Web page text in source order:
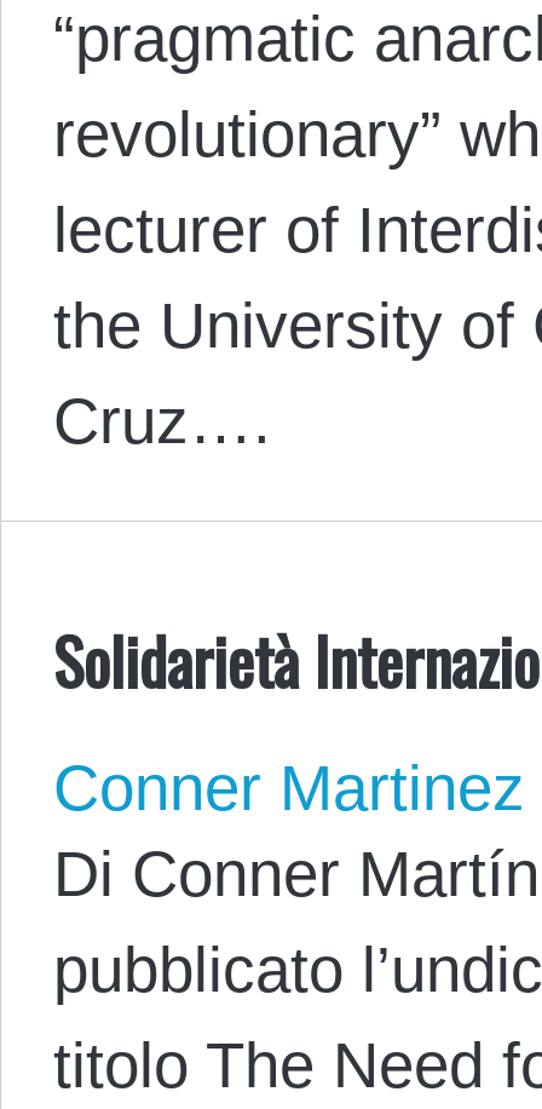
“pragmatic
revolutionary”
lecturer of
the University of
Cruz….
Solidarietà
Conner Martinez
Di Conner
pubblicato
titolo The Need